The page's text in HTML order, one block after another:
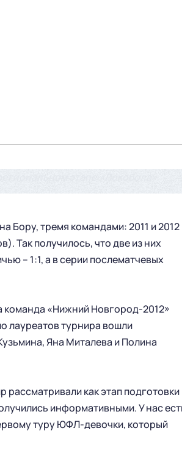
Бору, тремя командами: 2011 и 2012
Так получилось, что две из них
– 1:1, а в серии послематчевых
«Нижний Новгород-2012»
лауреатов турнира вошли
Яна Миталева и Полина
как этап подготовки
информативными. У нас
туру ЮФЛ-девочки, который
СЕЗОН